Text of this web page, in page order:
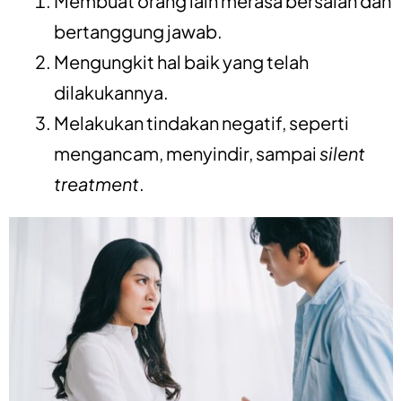
bertanggung jawab.
Mengungkit hal baik yang telah
dilakukannya.
Melakukan tindakan negatif, seperti
mengancam, menyindir, sampai silent
treatment.